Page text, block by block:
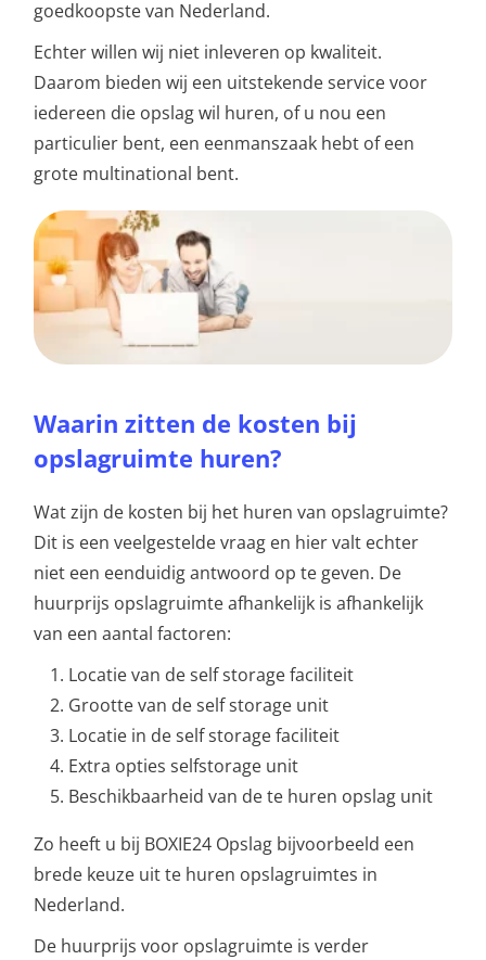
goedkoopste van Nederland.
Echter willen wij niet inleveren op kwaliteit.
Daarom bieden wij een uitstekende service voor
iedereen die opslag wil huren, of u nou een
particulier bent, een eenmanszaak hebt of een
grote multinational bent.
Waarin zitten de kosten bij
opslagruimte huren?
Wat zijn de kosten bij het huren van opslagruimte?
Dit is een veelgestelde vraag en hier valt echter
niet een eenduidig antwoord op te geven. De
huurprijs opslagruimte afhankelijk is afhankelijk
van een aantal factoren:
Locatie van de self storage faciliteit
Grootte van de self storage unit
Locatie in de self storage faciliteit
Extra opties selfstorage unit
Beschikbaarheid van de te huren opslag unit
Zo heeft u bij BOXIE24 Opslag bijvoorbeeld een
brede keuze uit te huren opslagruimtes in
Nederland.
De huurprijs voor opslagruimte is verder